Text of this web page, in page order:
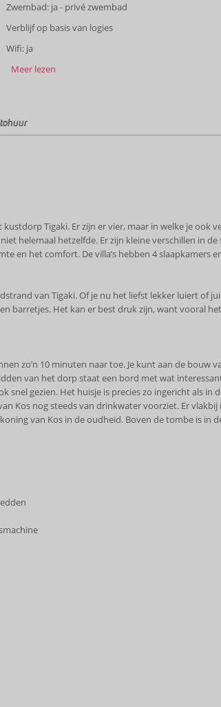
Zwembad: ja - privé zwembad
Verblijf op basis van logies
Wifi: ja
Meer lezen
Tigaki. Er zijn er vier, maar in welke je ook
helemaal hetzelfde. Er zijn kleine verschillen in
en het comfort. De villa’s hebben 4 slaapkamers
van Tigaki. Of je nu het liefst lekker luiert of
barretjes. Het kan er best druk zijn, want vooral
zo’n 10 minuten naar toe. Je kunt aan de bouw
van het dorp staat een bord met wat
gezien. Het huisje is precies zo ingericht als in
Kos nog steeds van drinkwater voorziet. Er
van Kos in de oudheid. Boven de tombe is in